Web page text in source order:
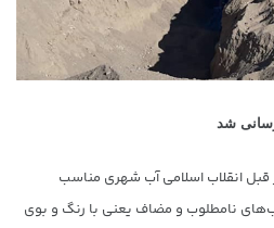
قبل انقلاب اسلامی آب شهری مناسب
سال بود، از آب‌های نامطلوب و مضاف یعنی با رنگ و بوی